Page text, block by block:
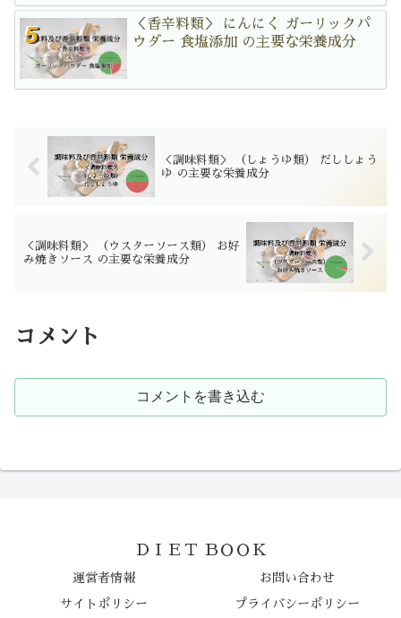
＜香辛料類＞ にんにく ガーリックパ
ウダー 食塩添加 の主要な栄養成分
＜調味料類＞ （しょうゆ類） だししょう
ゆ の主要な栄養成分
＜調味料類＞ （ウスターソース類） お好
み焼きソース の主要な栄養成分
コメント
コメントを書き込む
ＤＩＥＴ ＢＯＯＫ
運営者情報 お問い合わせ
サイトポリシー プライバシーポリシー